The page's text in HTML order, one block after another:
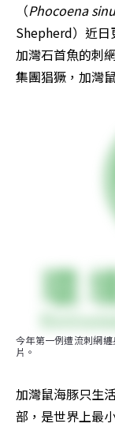
（Phocoena
Shepherd）近日
加灣石首魚的刺
集團猖獗，加灣
今年第一例遭流刺網
片。
加灣鼠海豚只生
部，是世界上最